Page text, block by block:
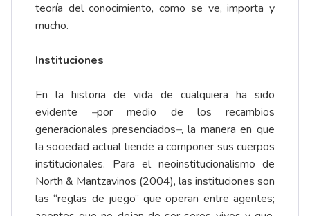
teoría del conocimiento, como se ve, importa y
mucho.
Instituciones
En la historia de vida de cualquiera ha sido
evidente –por medio de los recambios
generacionales presenciados–, la manera en que
la sociedad actual tiende a componer sus cuerpos
institucionales. Para el neoinstitucionalismo de
North & Mantzavinos (2004), las instituciones son
las “reglas de juego” que operan entre agentes;